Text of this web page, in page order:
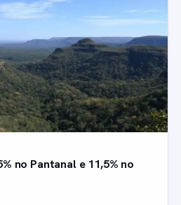
no Pantanal e 11,5% no